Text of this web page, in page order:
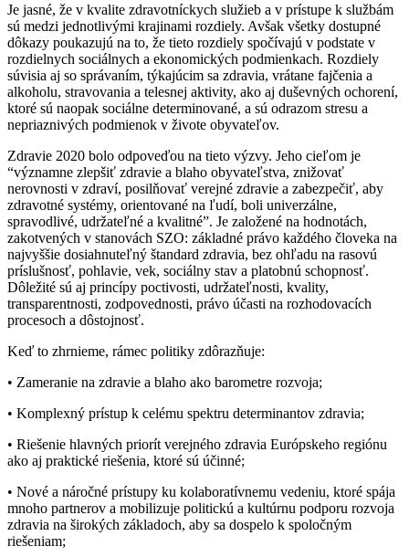
Je jasné, že v kvalite zdravotníckych služieb a v prístupe k službám
sú medzi jednotlivými krajinami rozdiely. Avšak všetky dostupné
dôkazy poukazujú na to, že tieto rozdiely spočívajú v podstate v
rozdielnych sociálnych a ekonomických podmienkach. Rozdiely
súvisia aj so správaním, týkajúcim sa zdravia, vrátane fajčenia a
alkoholu, stravovania a telesnej aktivity, ako aj duševných ochorení,
ktoré sú naopak sociálne determinované, a sú odrazom stresu a
nepriaznivých podmienok v živote obyvateľov.
Zdravie 2020 bolo odpoveďou na tieto výzvy. Jeho cieľom je
“významne zlepšiť zdravie a blaho obyvateľstva, znižovať
nerovnosti v zdraví, posilňovať verejné zdravie a zabezpečiť, aby
zdravotné systémy, orientované na ľudí, boli univerzálne,
spravodlivé, udržateľné a kvalitné”. Je založené na hodnotách,
zakotvených v stanovách SZO: základné právo každého človeka na
najvyššie dosiahnuteľný štandard zdravia, bez ohľadu na rasovú
príslušnosť, pohlavie, vek, sociálny stav a platobnú schopnosť.
Dôležité sú aj princípy poctivosti, udržateľnosti, kvality,
transparentnosti, zodpovednosti, právo účasti na rozhodovacích
procesoch a dôstojnosť.
Keď to zhrnieme, rámec politiky zdôrazňuje:
• Zameranie na zdravie a blaho ako barometre rozvoja;
• Komplexný prístup k celému spektru determinantov zdravia;
• Riešenie hlavných priorít verejného zdravia Európskeho regiónu
ako aj praktické riešenia, ktoré sú účinné;
• Nové a náročné prístupy ku kolaboratívnemu vedeniu, ktoré spája
mnoho partnerov a mobilizuje politickú a kultúrnu podporu rozvoja
zdravia na širokých základoch, aby sa dospelo k spoločným
riešeniam;